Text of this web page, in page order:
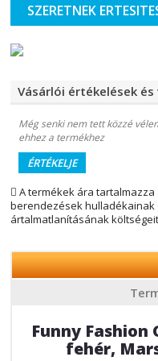
SZERETNEK
Vásárlói értékelések és
Még senki nem tett közzé
ehhez a termékhez
ÉRTÉKELJE
A termékek ára
berendezések
ártalmatlanításának
Funny Fashion
fehér,